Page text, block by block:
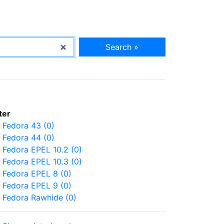
Search »
Fedora 43 (0)
Fedora 44 (0)
Fedora EPEL 10.2 (0)
Fedora EPEL 10.3 (0)
Fedora EPEL 8 (0)
Fedora EPEL 9 (0)
Fedora Rawhide (0)